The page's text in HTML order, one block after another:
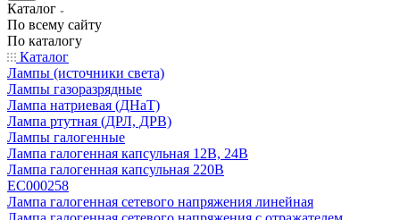
Каталог
По всему сайту
По каталогу
Каталог
Лампы (источники света)
Лампы газоразрядные
Лампа натриевая (ДНаТ)
Лампа ртутная (ДРЛ, ДРВ)
Лампы галогенные
Лампа галогенная капсульная 12В, 24В
Лампа галогенная капсульная 220В
EC000258
Лампа галогенная сетевого напряжения линейная